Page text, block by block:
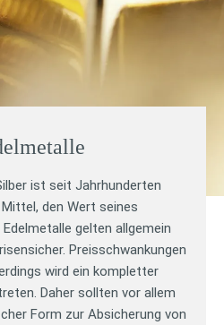
ist seit Jahrhunderten
den Wert seines
gelten allgemein
Preisschwankungen
wird ein kompletter
Daher sollten vor allem
Form zur Absicherung von